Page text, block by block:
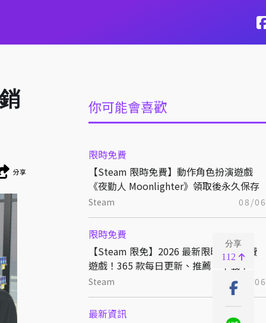
你可能會喜歡
限時免費
【Steam 限時免費】動作角色扮演遊戲
《夜勤人 Moonlighter》領取後永久保存
Steam 08/06
限時免費
【Steam 限免】2026 最新限時優惠免費
遊戲！365 款每日更新、推薦、下載！
Steam 08/06
最新資訊
分享
112
分享